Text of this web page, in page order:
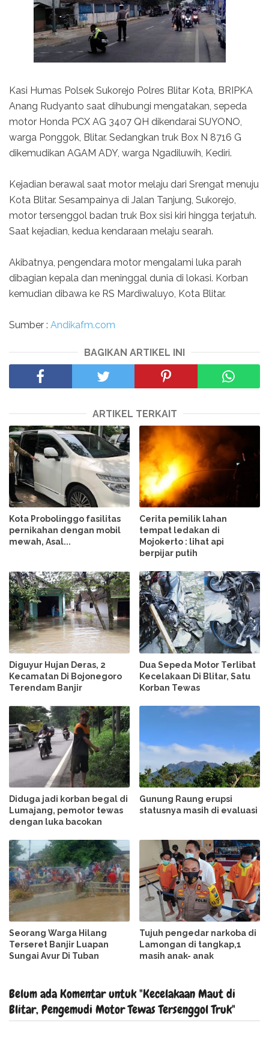
Kasi Humas Polsek Sukorejo Polres Blitar Kota, BRIPKA
Anang Rudyanto saat dihubungi mengatakan, sepeda
motor Honda PCX AG 3407 QH dikendarai SUYONO,
warga Ponggok, Blitar. Sedangkan truk Box N 8716 G
dikemudikan AGAM ADY, warga Ngadiluwih, Kediri.
Kejadian berawal saat motor melaju dari Srengat menuju
Kota Blitar. Sesampainya di Jalan Tanjung, Sukorejo,
motor tersenggol badan truk Box sisi kiri hingga terjatuh.
Saat kejadian, kedua kendaraan melaju searah.
Akibatnya, pengendara motor mengalami luka parah
dibagian kepala dan meninggal dunia di lokasi. Korban
kemudian dibawa ke RS Mardiwaluyo, Kota Blitar.
Sumber : Andikafm.com
BAGIKAN ARTIKEL INI
ARTIKEL TERKAIT
Kota Probolinggo fasilitas
pernikahan dengan mobil
mewah, Asal...
Cerita pemilik lahan
tempat ledakan di
Mojokerto : lihat api
berpijar putih
Diguyur Hujan Deras, 2
Kecamatan Di Bojonegoro
Terendam Banjir
Dua Sepeda Motor Terlibat
Kecelakaan Di Blitar, Satu
Korban Tewas
Diduga jadi korban begal di
Lumajang, pemotor tewas
dengan luka bacokan
Gunung Raung erupsi
statusnya masih di evaluasi
Seorang Warga Hilang
Terseret Banjir Luapan
Sungai Avur Di Tuban
Tujuh pengedar narkoba di
Lamongan di tangkap,1
masih anak- anak
Belum ada Komentar untuk "Kecelakaan Maut di
Blitar, Pengemudi Motor Tewas Tersenggol Truk"